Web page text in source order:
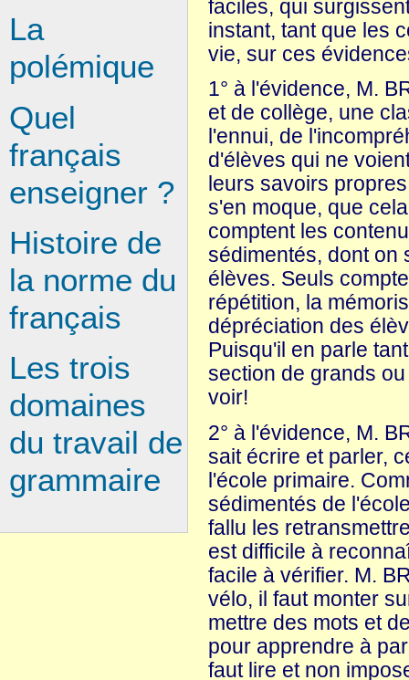
faciles, qui
instant, tant que les
vie, sur ces
1° à l'évidence, M.
et de collège, une
l'ennui, de
d'élèves qui ne
leurs savoirs
s'en moque, que
comptent les
sédimentés, dont on
élèves. Seuls
répétition, la
dépréciation des
Puisqu'il en parle
section de grands
voir!
2° à l'évidence, M.
sait écrire et parler,
l'école primaire.
sédimentés de
fallu les
est difficile à
facile à vérifier. M.
vélo, il faut monter
mettre des mots et
pour apprendre à
faut lire et non
La
polémique
Quel
français
enseigner ?
Histoire de
la norme du
français
Les trois
domaines
du travail de
grammaire